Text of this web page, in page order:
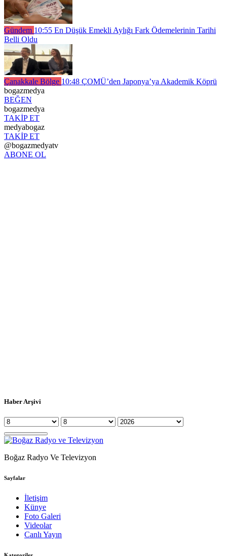
Gündem 10:55 En Düşük Emekli Aylığı Fark Ödemelerinin Tarihi
Belli Oldu
Çanakkale Bölge 10:48 ÇOMÜ’den Japonya’ya Akademik Köprü
bogazmedya
BEĞEN
bogazmedya
TAKİP ET
medyabogaz
TAKİP ET
@bogazmedyatv
ABONE OL
Haber Arşivi
Boğaz Radyo Ve Televizyon
Sayfalar
İletişim
Künye
Foto Galeri
Videolar
Canlı Yayın